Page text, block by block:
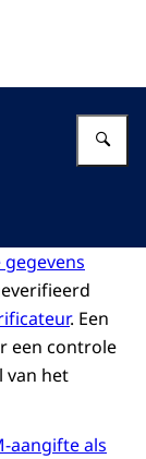
. Een
een controle
van het
aangifte als